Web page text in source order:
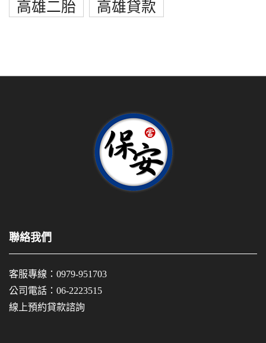
高雄二胎 高雄貸款
聯絡我們
客服專線： 0979-951703
公司電話： 06-2223515
線上預約貸款諮詢